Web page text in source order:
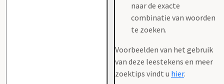
naar de exacte
combinatie van woorden
te zoeken.
Voorbeelden van het gebruik
van deze leestekens en meer
zoektips vindt u hier.